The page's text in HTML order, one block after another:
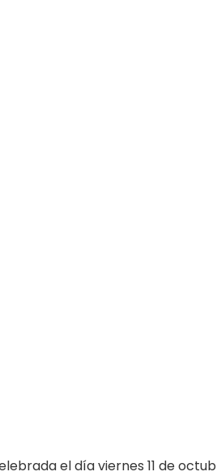
el día viernes 11 de